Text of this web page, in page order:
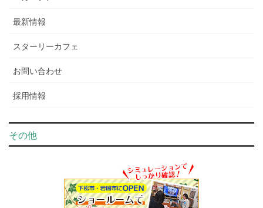
最新情報
スターリーカフェ
お問い合わせ
採用情報
その他